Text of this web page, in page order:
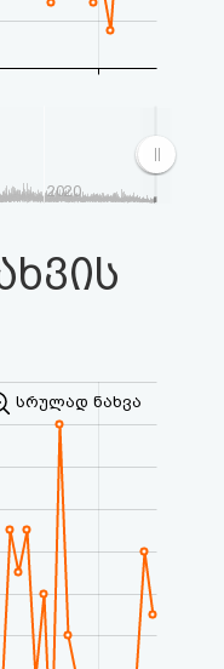
2020
სრულად ნახვა